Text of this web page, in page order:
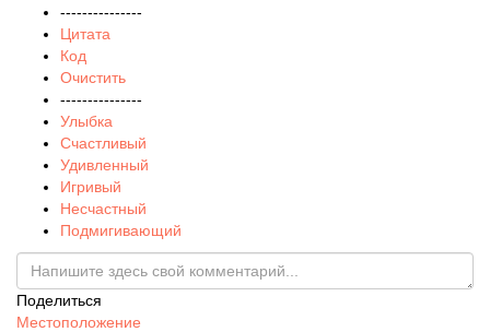
---------------
Цитата
Код
Очистить
---------------
Улыбка
Счастливый
Удивленный
Игривый
Несчастный
Подмигивающий
Поделиться
Местоположение